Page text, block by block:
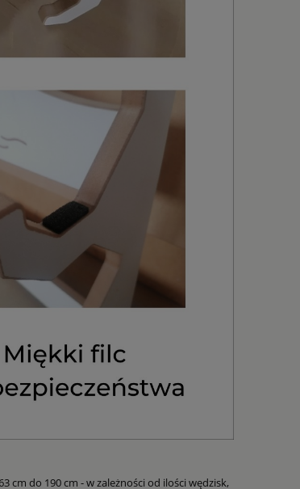
cm do 190 cm - w zależności od ilości wędzisk,